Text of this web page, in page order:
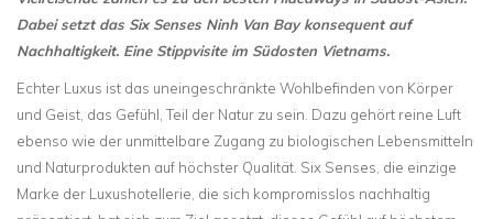
Dabei setzt das Six Senses Ninh Van Bay konsequent auf
Nachhaltigkeit. Eine Stippvisite im Südosten Vietnams.
Echter Luxus ist das uneingeschränkte Wohlbefinden von Körper
und Geist, das Gefühl, Teil der Natur zu sein. Dazu gehört reine Luft
ebenso wie der unmittelbare Zugang zu biologischen Lebensmitteln
und Naturprodukten auf höchster Qualität. Six Senses, die einzige
Marke der Luxushotellerie, die sich kompromisslos nachhaltig